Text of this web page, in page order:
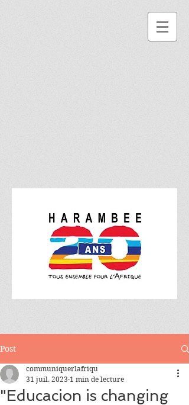
Post
"Educacion is changing
communiquerlafriqu
31 juil. 2023 1 min de lecture